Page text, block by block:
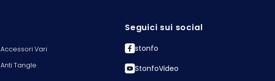
Accessori Vari
Anti Tangle
Seguici sui social
stonfo
StonfoVideo